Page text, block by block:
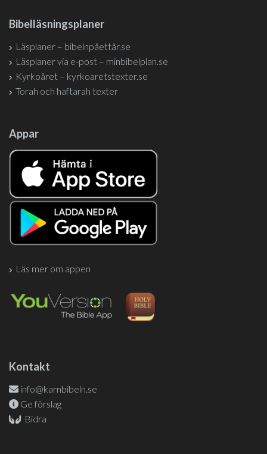
Bibelläsningsplaner
Läsplaner – bibelnpåettår.se
Läsplaner via e-post – minbibelplan.se
Kyrkoåret – kyrkoaretstexter.se
Torah och haftarah texter
Appar
Läs mer om appen
Kontakt
info@karnbibeln.se
Ge förslag
Bidra